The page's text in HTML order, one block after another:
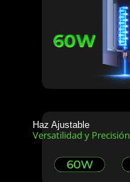
Haz Ajustable
Versatilidad y Precisión